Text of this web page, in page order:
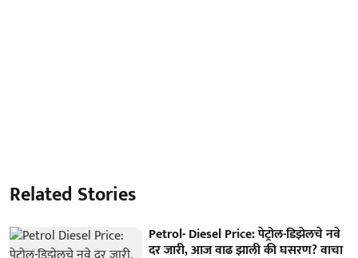
Related Stories
Petrol- Diesel Price: पेट्रोल-डिझेलचे नवे
दर जारी, आज वाढ झाली की घसरण? वाचा